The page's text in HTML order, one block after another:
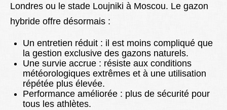
Londres ou le stade Loujniki à Moscou. Le gazon
hybride offre désormais :
Un entretien réduit : il est moins compliqué que
la gestion exclusive des gazons naturels.
Une survie accrue : résiste aux conditions
météorologiques extrêmes et à une utilisation
répétée plus élevée.
Performance améliorée : plus de sécurité pour
tous les athlètes.